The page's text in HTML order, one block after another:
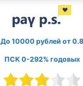
До 10000 рублей от 0.8
ПСК 0-292% годовых